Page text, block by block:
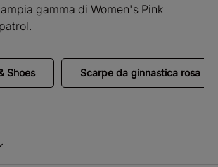
gamma di Women's Pink
Shoes Scarpe da ginnastica rosa